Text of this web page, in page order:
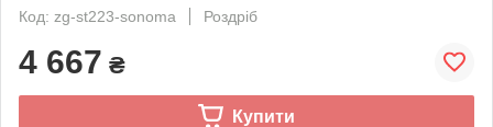
Код: zg-st223-sonoma
Роздріб
4 667 ₴
Купити